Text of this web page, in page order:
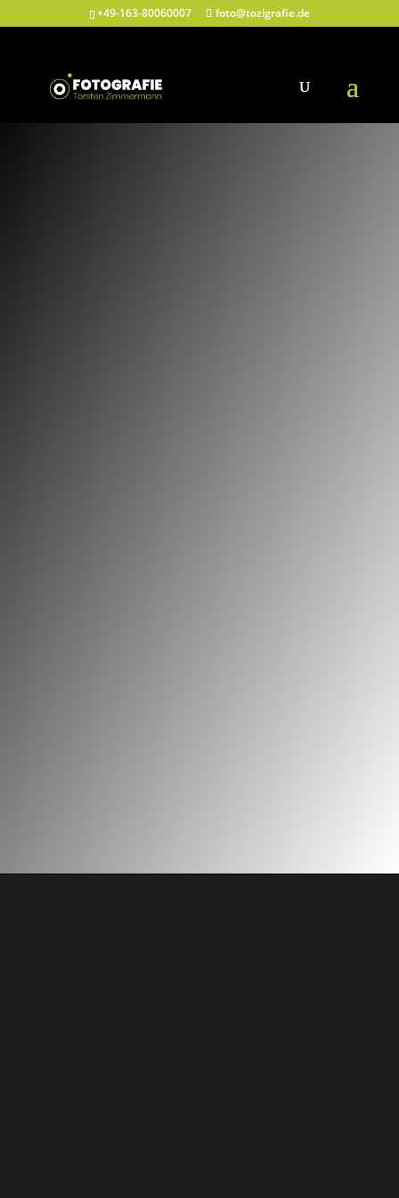
+49-163-80060007 foto@tozigrafie.de